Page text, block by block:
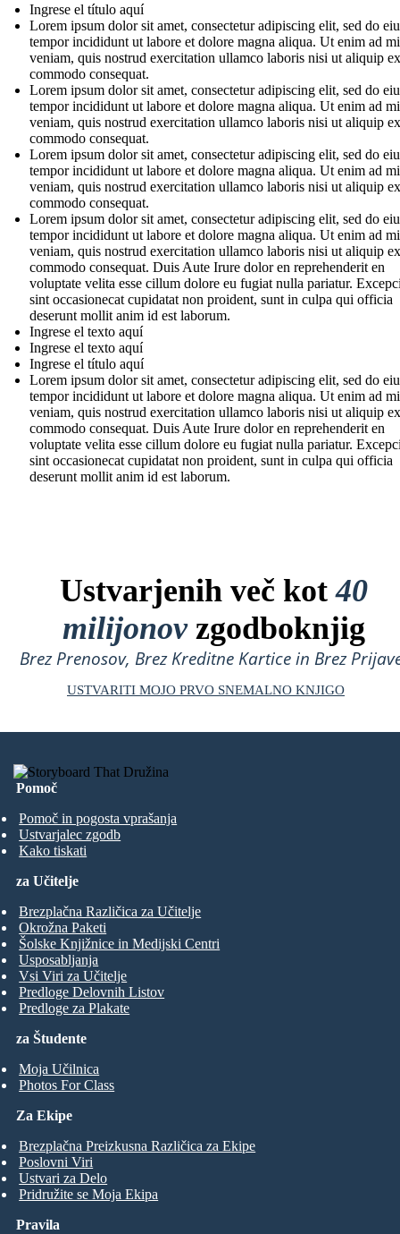
Ingrese el título aquí
Lorem ipsum dolor sit amet, consectetur adipiscing elit, sed do
tempor incididunt ut labore et dolore magna aliqua. Ut enim ad
veniam, quis nostrud exercitation ullamco laboris nisi ut aliquip
commodo consequat.
Lorem ipsum dolor sit amet, consectetur adipiscing elit, sed do
tempor incididunt ut labore et dolore magna aliqua. Ut enim ad
veniam, quis nostrud exercitation ullamco laboris nisi ut aliquip
commodo consequat.
Lorem ipsum dolor sit amet, consectetur adipiscing elit, sed do
tempor incididunt ut labore et dolore magna aliqua. Ut enim ad
veniam, quis nostrud exercitation ullamco laboris nisi ut aliquip
commodo consequat.
Lorem ipsum dolor sit amet, consectetur adipiscing elit, sed do
tempor incididunt ut labore et dolore magna aliqua. Ut enim ad
veniam, quis nostrud exercitation ullamco laboris nisi ut aliquip
commodo consequat. Duis Aute Irure dolor en reprehenderit en
voluptate velita esse cillum dolore eu fugiat nulla pariatur.
sint occasionecat cupidatat non proident, sunt in culpa qui officia
deserunt mollit anim id est laborum.
Ingrese el texto aquí
Ingrese el texto aquí
Ingrese el título aquí
Lorem ipsum dolor sit amet, consectetur adipiscing elit, sed do
tempor incididunt ut labore et dolore magna aliqua. Ut enim ad
veniam, quis nostrud exercitation ullamco laboris nisi ut aliquip
commodo consequat. Duis Aute Irure dolor en reprehenderit en
voluptate velita esse cillum dolore eu fugiat nulla pariatur.
sint occasionecat cupidatat non proident, sunt in culpa qui officia
deserunt mollit anim id est laborum.
Ustvarjenih več kot40
milijonovzgodboknjig
Brez Prenosov, Brez Kreditne Kartice in Brez
USTVARITI MOJO PRVO SNEMALNO KNJIGO
Pomoč
Pomoč in pogosta vprašanja
Ustvarjalec zgodb
Kako tiskati
za Študente
Moja Učilnica
Photos For Class
za Učitelje
Brezplačna Različica za Učitelje
Okrožna Paketi
Šolske Knjižnice in Medijski Centri
Usposabljanja
Vsi Viri za Učitelje
Predloge Delovnih Listov
Predloge za Plakate
Za Ekipe
Brezplačna Preizkusna Različica za Ekipe
Poslovni Viri
Ustvari za Delo
Pridružite se Moja Ekipa
Pravila